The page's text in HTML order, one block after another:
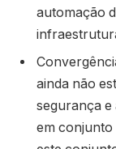
automação
ainda não
segurança e
em conjunto